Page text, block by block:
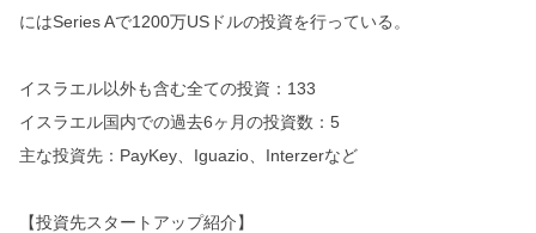
にはSeries Aで1200万USドルの投資を行っている。
イスラエル以外も含む全ての投資：133
イスラエル国内での過去6ヶ月の投資数：5
主な投資先：PayKey、Iguazio、Interzerなど
【投資先スタートアップ紹介】